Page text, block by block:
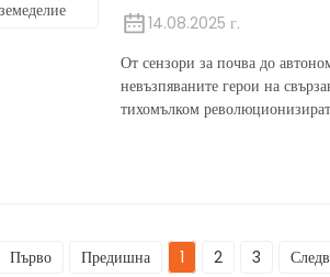
14.08.2025 г.
От сензори за почва до
невъзпяваните герои на
тихомълком
Първо Предишна 1 2 3